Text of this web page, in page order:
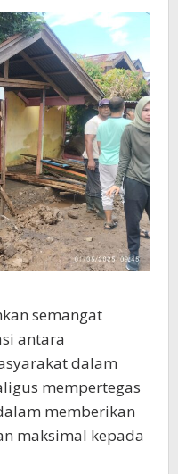
semangat
antara
dalam
mempertegas
memberikan
maksimal kepada